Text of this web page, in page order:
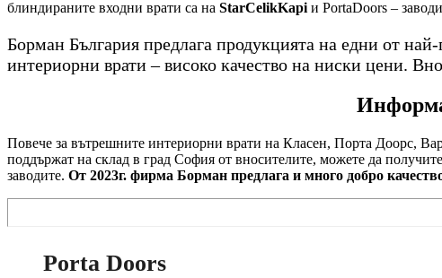
блиндираните входни врати са на StarCelikKapiи PortaDoors –
Борман България предлага продукцията на едни от
интериорни врати – високо качество на ниски цени.
Повече за вътрешните интериорни врати на Класен, Порта Доорс,
поддържат на склад в град София от вносителите, можете да
заводите. От 2023г. фирма Борман предлага и много добро
Porta Doors